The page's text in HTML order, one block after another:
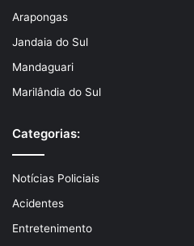
Arapongas
Jandaia do Sul
Mandaguari
Marilândia do Sul
Categorias:
Notícias Policiais
Acidentes
Entretenimento